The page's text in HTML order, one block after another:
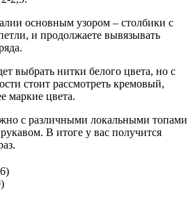
основным узором – столбики с
и продолжаете вывязывать
выбрать нитки белого цвета, но с
стоит рассмотреть кремовый,
маркие цвета.
с различными локальными топами
В итоге у вас получится